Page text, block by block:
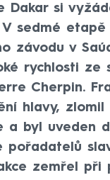
Dakar si
V sedmé etapě
závodu v
rychlosti ze
Cherpin.
hlavy, zlomil
a byl uveden
pořadatelů
zemřel při